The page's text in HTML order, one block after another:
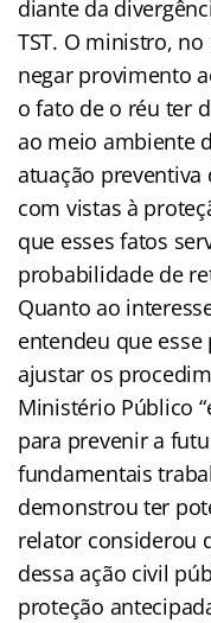
diante da
TST. O ministro,
negar provimento
o fato de o réu ter
ao meio ambiente
atuação
com vistas à
que esses fatos
probabilidade de
Quanto ao
entendeu que
ajustar os
Ministério Público
para prevenir a
fundamentais
demonstrou ter
relator considerou
dessa ação civil
proteção